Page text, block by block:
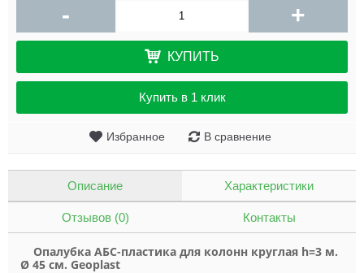
- +
КУПИТЬ
Купить в 1 клик
Избранное В сравнение
Описание Характеристики
Отзывов (0) Контакты
Опалубка АБС-пластика для колонн круглая h=3 м.
Ø 45 см. Geoplast